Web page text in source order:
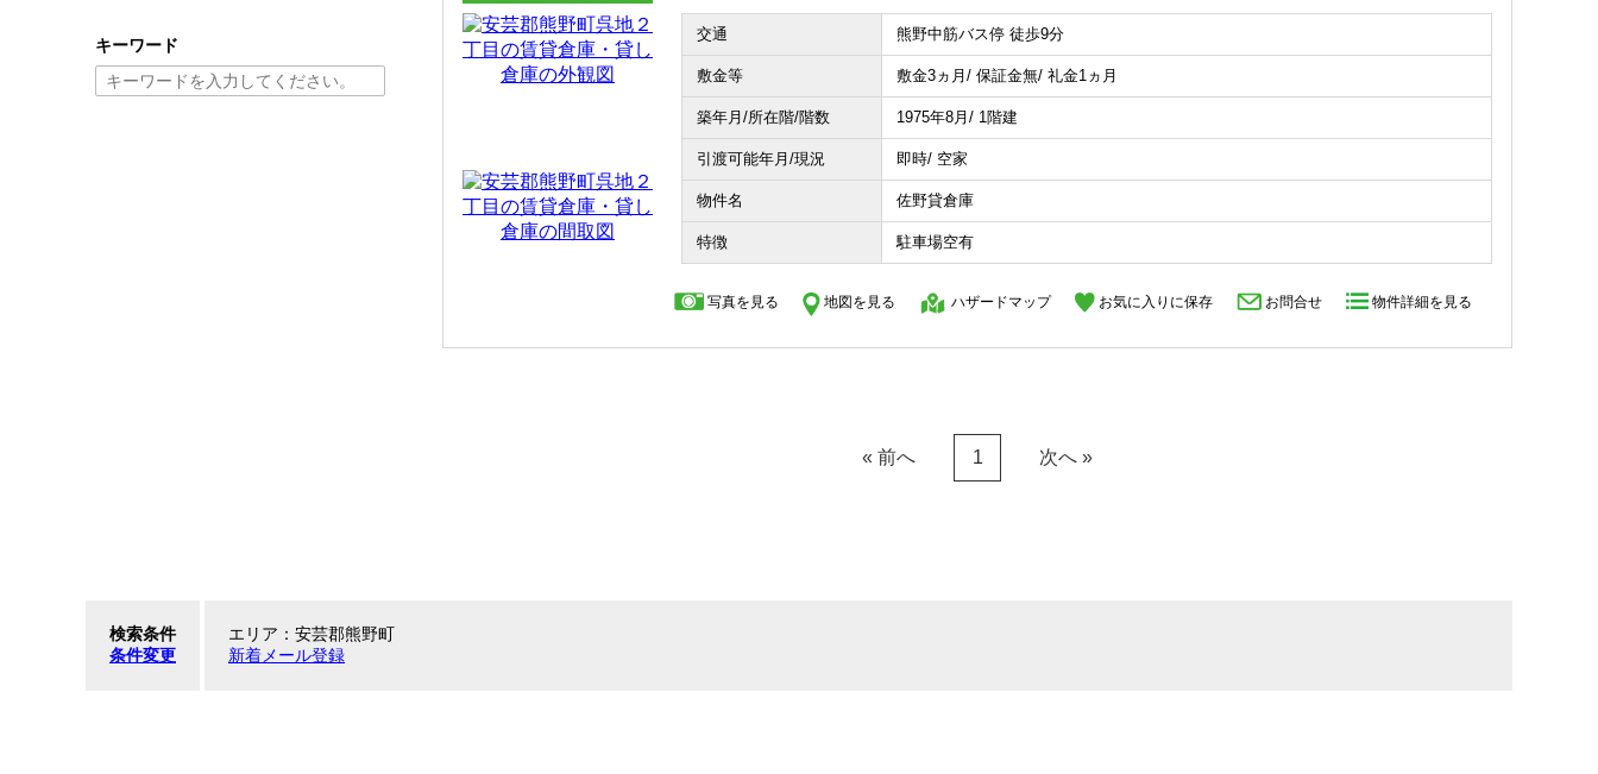
キーワード
交通 熊野中筋バス停 徒歩9分
敷金等 敷金3ヵ月/ 保証金無/ 礼金1ヵ月
築年月/所在階/階数 1975年8月/ 1階建
引渡可能年月/現況 即時/ 空家
物件名 佐野貸倉庫
特徴 駐車場空有
写真を見る 地図を見る ハザードマップ お気に入りに保存 お問合せ 物件詳細を見る
« 前へ 1 次へ »
検索条件
条件変更
エリア：安芸郡熊野町
新着メール登録